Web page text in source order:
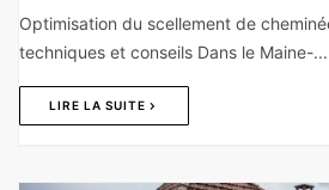
Optimisation du scellement de
techniques et conseils Dans le Maine-...
LIRE LA SUITE